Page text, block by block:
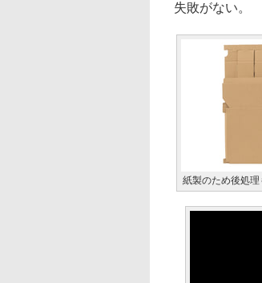
失敗がない。
紙製のため後処理